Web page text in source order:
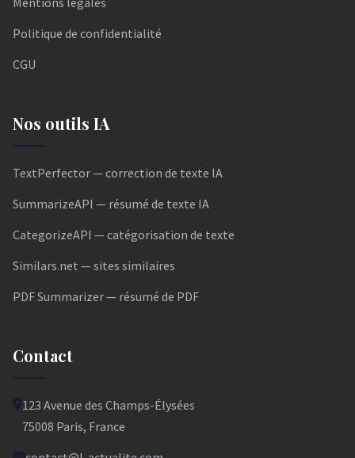
Politique de confidentialité
CGU
Nos outils IA
TextPerfector — correction de texte IA
SummarizeAPI — résumé de texte IA
CategorizeAPI — catégorisation de texte
Similars.net — sites similaires
PDF Summarizer — résumé de PDF
Contact
123 Avenue des Champs-Élysées
75008 Paris, France